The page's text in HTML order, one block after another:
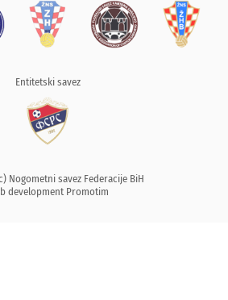
Entitetski savez
Nogometni savez Federacije BiH
development Promotim